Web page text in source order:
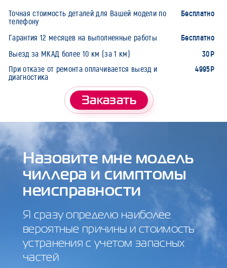
Точная стоимость деталей для Вашей модели по
телефону
Бесплатно
Гарантия 12 месяцев на выполненные работы Бесплатно
Выезд за МКАД более 10 км (за 1 км) 30Р
При отказе от ремонта оплачивается выезд и
диагностика
4995Р
Заказать
Назовите мне модель
чиллера и симптомы
неисправности
Я сразу определю наиболее
вероятные причины и стоимость
устранения с учетом запасных
частей